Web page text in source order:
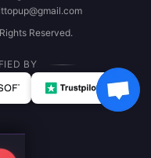
Reserved.
BY